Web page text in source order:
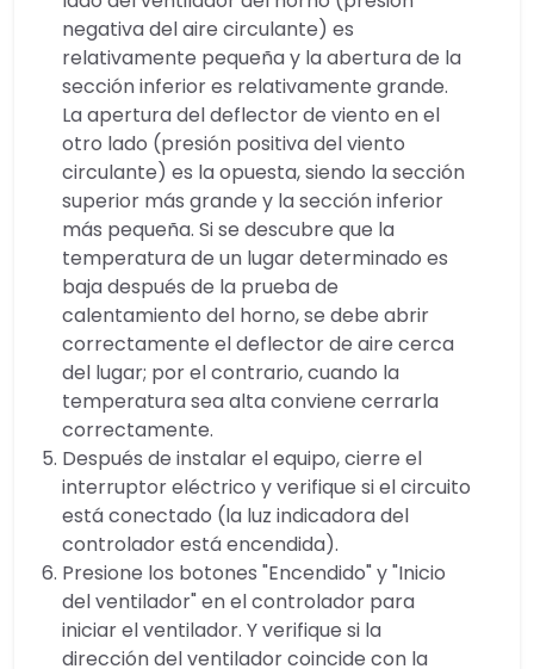
negativa del aire circulante) es
relativamente pequeña y la abertura de la
sección inferior es relativamente grande.
La apertura del deflector de viento en el
otro lado (presión positiva del viento
circulante) es la opuesta, siendo la sección
superior más grande y la sección inferior
más pequeña. Si se descubre que la
temperatura de un lugar determinado es
baja después de la prueba de
calentamiento del horno, se debe abrir
correctamente el deflector de aire cerca
del lugar; por el contrario, cuando la
temperatura sea alta conviene cerrarla
correctamente.
Después de instalar el equipo, cierre el
interruptor eléctrico y verifique si el circuito
está conectado (la luz indicadora del
controlador está encendida).
Presione los botones "Encendido" y "Inicio
del ventilador" en el controlador para
iniciar el ventilador. Y verifique si la
dirección del ventilador coincide con la